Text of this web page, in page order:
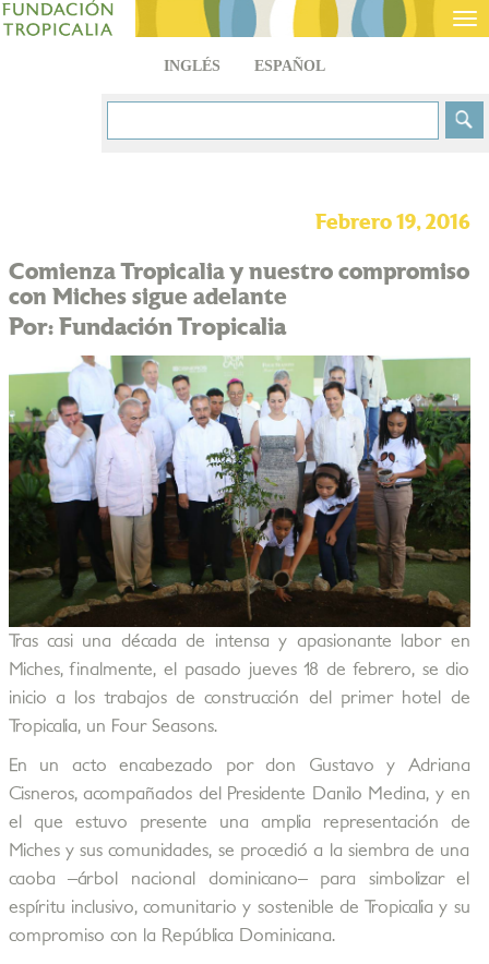
INGLÉS ESPAÑOL
Febrero 19, 2016
Comienza Tropicalia y nuestro compromiso
con Miches sigue adelante
Por: Fundación Tropicalia
Tras casi una década de intensa y apasionante labor en
Miches, finalmente, el pasado jueves 18 de febrero, se dio
inicio a los trabajos de construcción del primer hotel de
Tropicalia, un Four Seasons.
En un acto encabezado por don Gustavo y Adriana
Cisneros, acompañados del Presidente Danilo Medina, y en
el que estuvo presente una amplia representación de
Miches y sus comunidades, se procedió a la siembra de una
caoba –árbol nacional dominicano– para simbolizar el
espíritu inclusivo, comunitario y sostenible de Tropicalia y su
compromiso con la República Dominicana.